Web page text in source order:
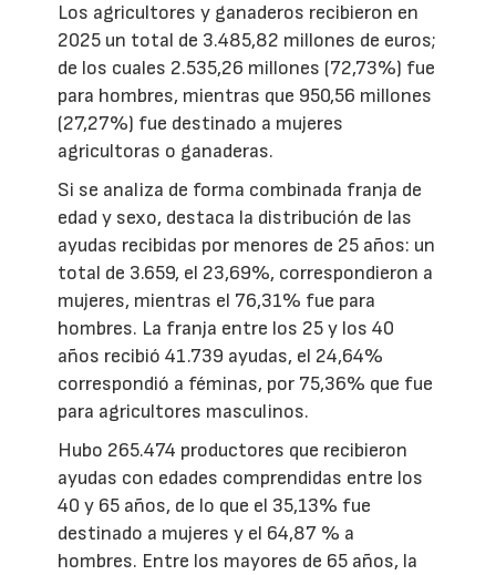
Los agricultores y ganaderos recibieron en
2025 un total de 3.485,82 millones de euros;
de los cuales 2.535,26 millones (72,73%) fue
para hombres, mientras que 950,56 millones
(27,27%) fue destinado a mujeres
agricultoras o ganaderas.
Si se analiza de forma combinada franja de
edad y sexo, destaca la distribución de las
ayudas recibidas por menores de 25 años: un
total de 3.659, el 23,69%, correspondieron a
mujeres, mientras el 76,31% fue para
hombres. La franja entre los 25 y los 40
años recibió 41.739 ayudas, el 24,64%
correspondió a féminas, por 75,36% que fue
para agricultores masculinos.
Hubo 265.474 productores que recibieron
ayudas con edades comprendidas entre los
40 y 65 años, de lo que el 35,13% fue
destinado a mujeres y el 64,87 % a
hombres. Entre los mayores de 65 años, la